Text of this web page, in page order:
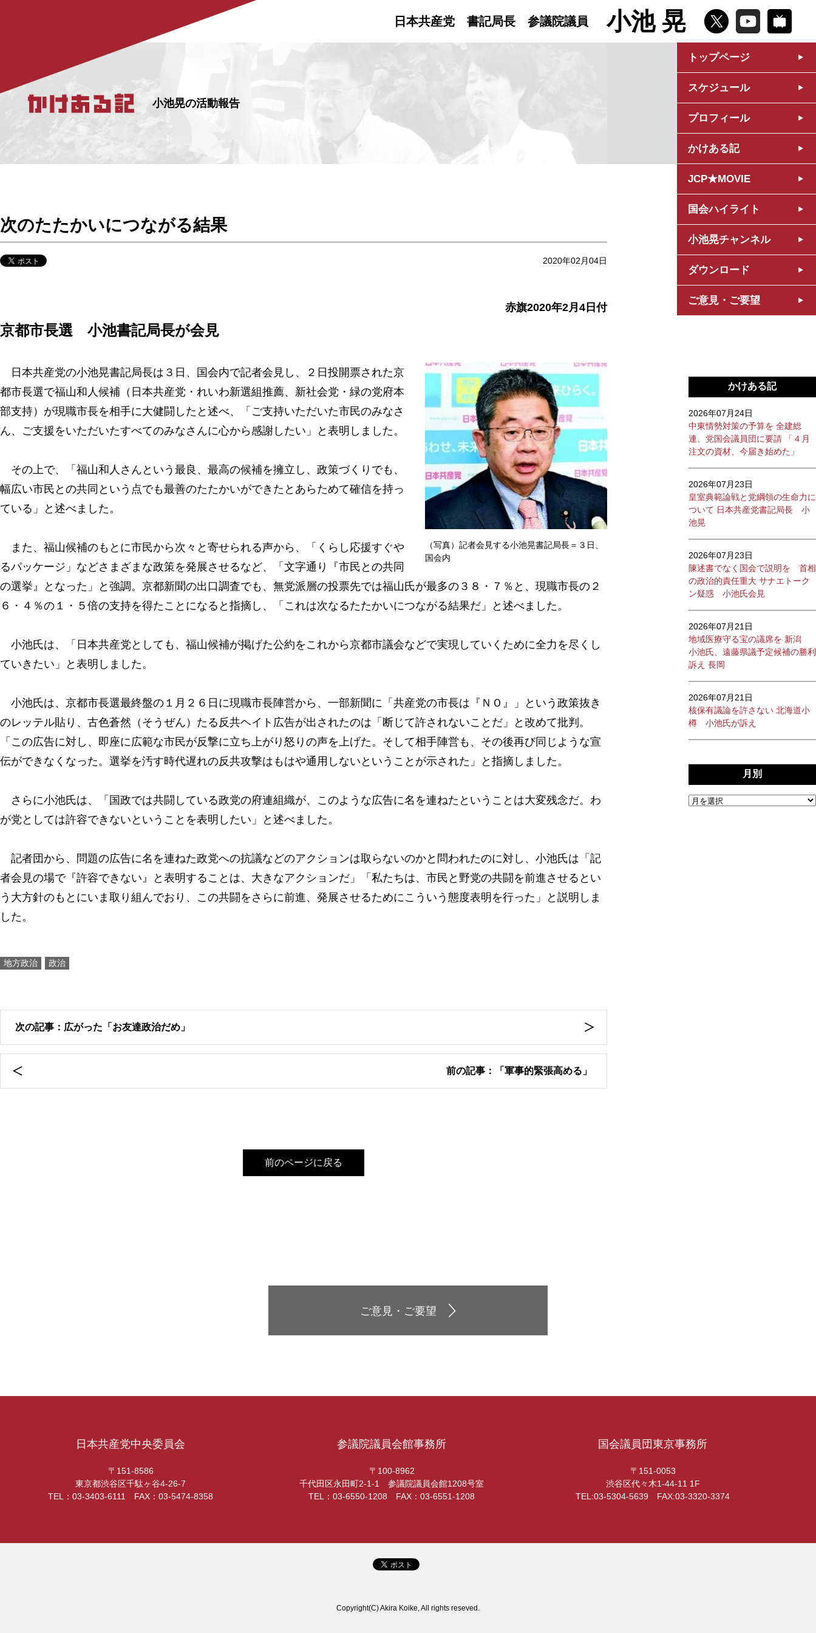
日本共産党 書記局長 参議院議員 小池 晃
トップページ
スケジュール
プロフィール
かけある記
JCP★MOVIE
国会ハイライト
小池晃チャンネル
ダウンロード
ご意見・ご要望
小池晃の活動報告
次のたたかいにつながる結果
2020年02月04日
赤旗2020年2月4日付
京都市長選 小池書記局長が会見
（写真）記者会見する小池晃書記局長＝３日、
国会内
日本共産党の小池晃書記局長は３日、国会内で記者会見し、２日投開票された京
都市長選で福山和人候補（日本共産党・れいわ新選組推薦、新社会党・緑の党府本
部支持）が現職市長を相手に大健闘したと述べ、「ご支持いただいた市民のみなさ
ん、ご支援をいただいたすべてのみなさんに心から感謝したい」と表明しました。
その上で、「福山和人さんという最良、最高の候補を擁立し、政策づくりでも、
幅広い市民との共同という点でも最善のたたかいができたとあらためて確信を持っ
ている」と述べました。
また、福山候補のもとに市民から次々と寄せられる声から、「くらし応援すぐや
るパッケージ」などさまざまな政策を発展させるなど、「文字通り『市民との共同
の選挙』となった」と強調。京都新聞の出口調査でも、無党派層の投票先では福山氏が最多の３８・７％と、現職市長の２
６・４％の１・５倍の支持を得たことになると指摘し、「これは次なるたたかいにつながる結果だ」と述べました。
小池氏は、「日本共産党としても、福山候補が掲げた公約をこれから京都市議会などで実現していくために全力を尽くし
ていきたい」と表明しました。
小池氏は、京都市長選最終盤の１月２６日に現職市長陣営から、一部新聞に「共産党の市長は『ＮＯ』」という政策抜き
のレッテル貼り、古色蒼然（そうぜん）たる反共ヘイト広告が出されたのは「断じて許されないことだ」と改めて批判。
「この広告に対し、即座に広範な市民が反撃に立ち上がり怒りの声を上げた。そして相手陣営も、その後再び同じような宣
伝ができなくなった。選挙を汚す時代遅れの反共攻撃はもはや通用しないということが示された」と指摘しました。
さらに小池氏は、「国政では共闘している政党の府連組織が、このような広告に名を連ねたということは大変残念だ。わ
が党としては許容できないということを表明したい」と述べました。
記者団から、問題の広告に名を連ねた政党への抗議などのアクションは取らないのかと問われたのに対し、小池氏は「記
者会見の場で『許容できない』と表明することは、大きなアクションだ」「私たちは、市民と野党の共闘を前進させるとい
う大方針のもとにいま取り組んでおり、この共闘をさらに前進、発展させるためにこういう態度表明を行った」と説明しま
した。
地方政治 政治
次の記事：広がった「お友達政治だめ」
前の記事：「軍事的緊張高める」
前のページに戻る
かけある記
2026年07月24日
中東情勢対策の予算を 全建総
連、党国会議員団に要請 「４月
注文の資材、今届き始めた」
2026年07月23日
皇室典範論戦と党綱領の生命力に
ついて 日本共産党書記局長 小
池晃
2026年07月23日
陳述書でなく国会で説明を 首相
の政治的責任重大 サナエトーク
ン疑惑 小池氏会見
2026年07月21日
地域医療守る宝の議席を 新潟
小池氏、遠藤県議予定候補の勝利
訴え 長岡
2026年07月21日
核保有議論を許さない 北海道小
樽 小池氏が訴え
月別
ご意見・ご要望
日本共産党中央委員会
〒151-8586
東京都渋谷区千駄ヶ谷4-26-7
TEL：03-3403-6111 FAX：03-5474-8358
参議院議員会館事務所
〒100-8962
千代田区永田町2-1-1 参議院議員会館1208号室
TEL：03-6550-1208 FAX：03-6551-1208
国会議員団東京事務所
〒151-0053
渋谷区代々木1-44-11 1F
TEL:03-5304-5639 FAX:03-3320-3374
Copyright(C) Akira Koike, All rights reseved.